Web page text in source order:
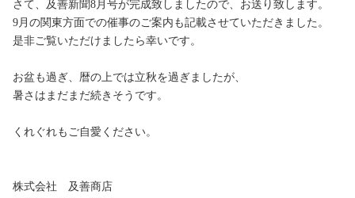
さて、及善新聞8月号が完成致しましたので、お送り致します。
9月の関東方面での催事のご案内も記載させていただきました。
是非ご覧いただけましたら幸いです。
お盆も過ぎ、暦の上では立秋を過ぎましたが、
暑さはまだまだ続きそうです。
くれぐれもご自愛ください。
株式会社 及善商店